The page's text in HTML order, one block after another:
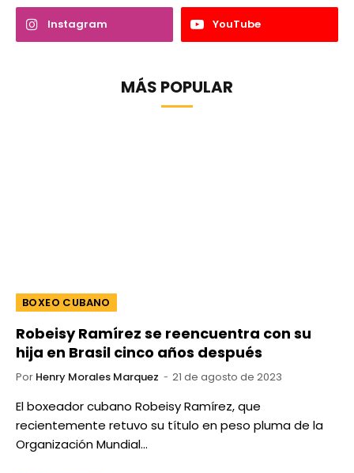
Instagram YouTube
MÁS POPULAR
BOXEO CUBANO
Robeisy Ramírez se reencuentra con su
hija en Brasil cinco años después
Por Henry Morales Marquez 21 de agosto de 2023
El boxeador cubano Robeisy Ramírez, que
recientemente retuvo su título en peso pluma de la
Organización Mundial…